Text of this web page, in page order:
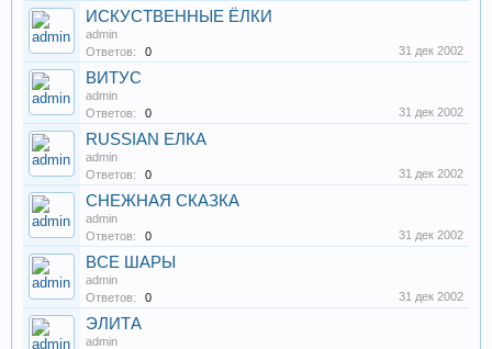
ИСКУСТВЕННЫЕ ЁЛКИ
admin
Ответов:
0 31 дек 2002
ВИТУС
admin
Ответов:
0 31 дек 2002
RUSSIAN ЕЛКА
admin
Ответов:
0 31 дек 2002
СНЕЖНАЯ СКАЗКА
admin
Ответов:
0 31 дек 2002
ВСЕ ШАРЫ
admin
Ответов:
0 31 дек 2002
ЭЛИТА
admin